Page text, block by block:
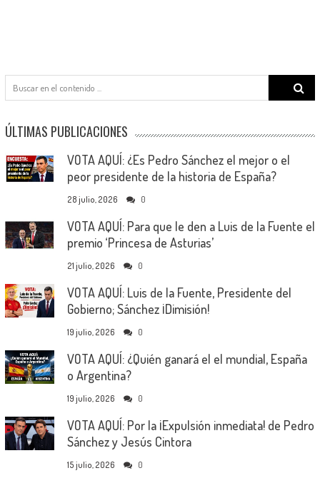
Search
for:
ÚLTIMAS PUBLICACIONES
VOTA AQUÍ: ¿Es Pedro Sánchez el mejor o el
peor presidente de la historia de España?
28 julio, 2026 0
VOTA AQUÍ: Para que le den a Luis de la Fuente el
premio ‘Princesa de Asturias’
21 julio, 2026 0
VOTA AQUÍ: Luis de la Fuente, Presidente del
Gobierno; Sánchez ¡Dimisión!
19 julio, 2026 0
VOTA AQUÍ: ¿Quién ganará el el mundial, España
o Argentina?
19 julio, 2026 0
VOTA AQUÍ: Por la ¡Expulsión inmediata! de Pedro
Sánchez y Jesús Cintora
15 julio, 2026 0